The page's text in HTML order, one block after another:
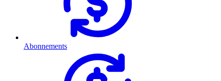
Abonnements